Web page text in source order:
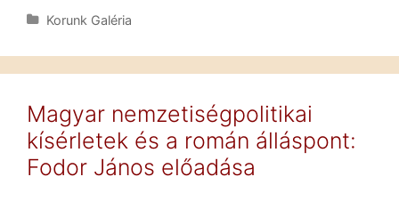
kiállítása
Korunk
Kategória
Korunk Galéria
Magyar nemzetiségpolitikai
kísérletek és a román álláspont:
Fodor János előadása